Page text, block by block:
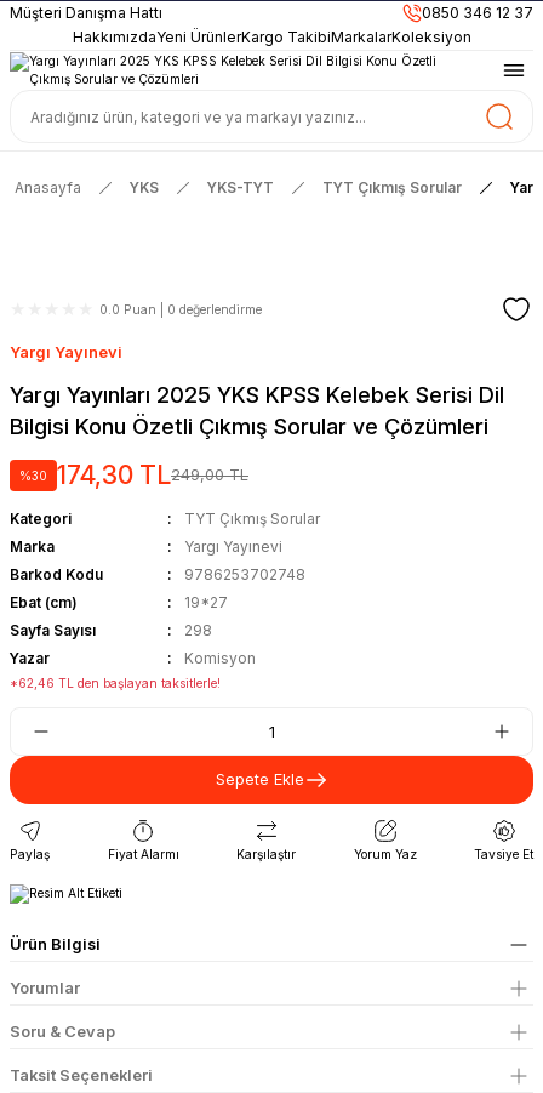
899TLve Üzeri Alışverişlerinizde
KARGO BEDAVA
Güncel ve Sınav Odaklı Kaynaklar
HakkımızdaYeni ÜrünlerKargo TakibiMarkalarKoleksiyon
Müşteri Danışma Hattı 0850 346 12 37
Anasayfa YKS YKS-TYT TYT Çıkmış Sorular
0.0 Puan | 0 değerlendirme
Yargı Yayınevi
Yargı Yayınları 2025 YKS KPSS Kelebek Serisi Dil
Bilgisi Konu Özetli Çıkmış Sorular ve Çözümleri
%30 174,30 TL249,00 TL
Kategori
TYT Çıkmış Sorular
Marka
Yargı Yayınevi
Barkod Kodu
9786253702748
Ebat (cm)
19*27
Sayfa Sayısı
298
Yazar
Komisyon
*62,46 TL den başlayan taksitlerle!
Sepete Ekle
Paylaş Fiyat Alarmı Karşılaştır Yorum Yaz Tavsiye Et
Ürün Bilgisi
Yorumlar
Soru & Cevap
Taksit Seçenekleri